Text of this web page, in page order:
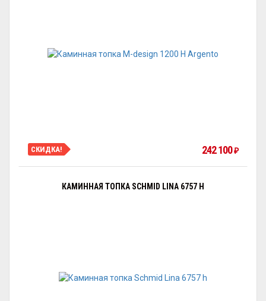
СКИДКА! 242 100₽
КАМИННАЯ ТОПКА SCHMID LINA 6757 H